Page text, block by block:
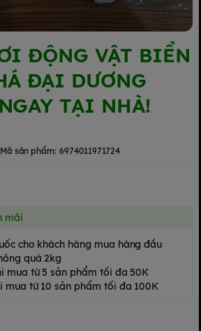
ĐỘNG VẬT BIỂN
ĐẠI DƯƠNG
TẠI NHÀ!
Mã sản phẩm: 6974011971724
mãi
cho khách hàng mua hàng đầu
quá 2kg
mua từ 5 sản phẩm tối đa 50K
mua từ 10 sản phẩm tối đa 100K